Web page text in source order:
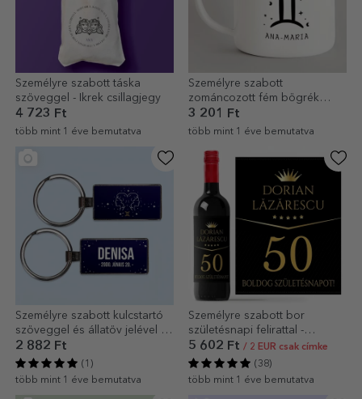
Személyre szabott táska
szöveggel - Ikrek csillagjegy
4 723 Ft
több mint 1 éve bemutatva
Személyre szabott
zománcozott fém bögrék
üzenettel - Ikrek csillagjegy
3 201 Ft
több mint 1 éve bemutatva
Személyre szabott kulcstartó
szöveggel és állatöv jelével -
Ikrek
2 882 Ft
(1)
több mint 1 éve bemutatva
Személyre szabott bor
születésnapi felirattal -
Prémium ajándék
5 602 Ft / 2 EUR csak címke
(38)
több mint 1 éve bemutatva